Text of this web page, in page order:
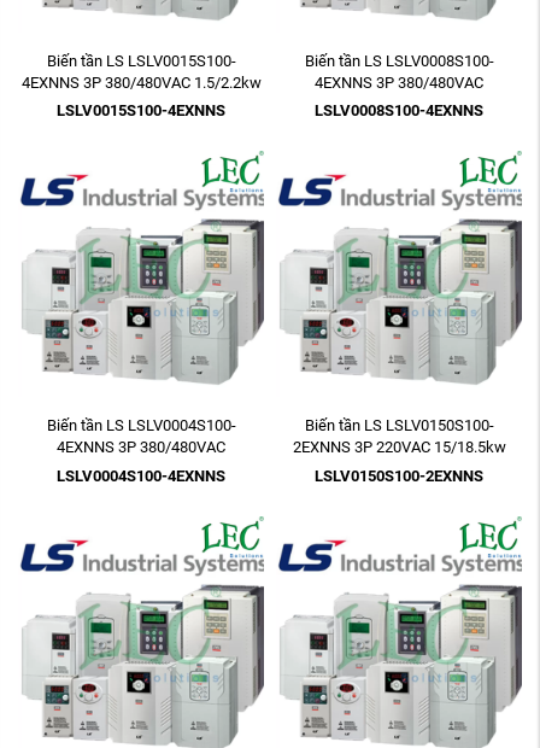
Biến tần LS LSLV0015S100-
4EXNNS 3P 380/480VAC 1.5/2.2kw
2HP
LSLV0015S100-4EXNNS
Biến tần LS LSLV0008S100-
4EXNNS 3P 380/480VAC
0.75/1.5kw 1HP
LSLV0008S100-4EXNNS
Biến tần LS LSLV0004S100-
4EXNNS 3P 380/480VAC
0.4/0.75kw 1/2HP
LSLV0004S100-4EXNNS
Biến tần LS LSLV0150S100-
2EXNNS 3P 220VAC 15/18.5kw
20HP
LSLV0150S100-2EXNNS